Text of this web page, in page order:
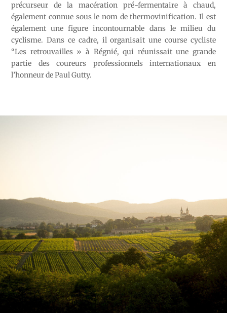
précurseur de la macération pré-fermentaire à chaud,
également connue sous le nom de thermovinification. Il est
également une figure incontournable dans le milieu du
cyclisme. Dans ce cadre, il organisait une course cycliste
“Les retrouvailles » à Régnié, qui réunissait une grande
partie des coureurs professionnels internationaux en
l’honneur de Paul Gutty.